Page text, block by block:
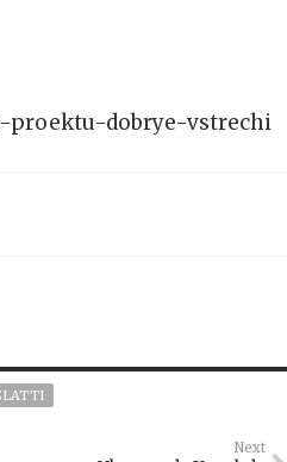
proektu-dobrye-vstrechi
Next